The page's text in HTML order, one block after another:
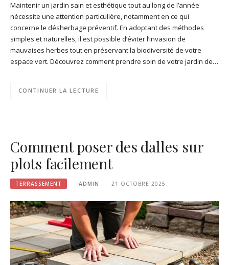
Maintenir un jardin sain et esthétique tout au long de l’année
nécessite une attention particulière, notamment en ce qui
concerne le désherbage préventif. En adoptant des méthodes
simples et naturelles, il est possible d’éviter l’invasion de
mauvaises herbes tout en préservant la biodiversité de votre
espace vert. Découvrez comment prendre soin de votre jardin de…
CONTINUER LA LECTURE
Comment poser des dalles sur
plots facilement
TERRASSEMENT ADMIN 21 OCTOBRE 2025